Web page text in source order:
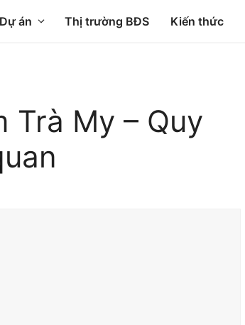
Dự án Thị trường BĐS Kiến thức
Trà My – Quy